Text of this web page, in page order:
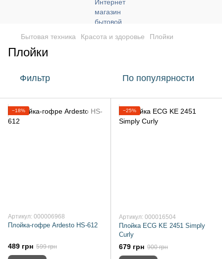
Бытовая техника Красота и здоровье Плойки
Плойки
Фильтр По популярности
−18%
Артикул: 000006968
Плойка-гофре Ardesto HS-612
489 грн 599 грн
−25%
Артикул: 000016504
Плойка ECG KE 2451 Simply
Curly
679 грн 900 грн